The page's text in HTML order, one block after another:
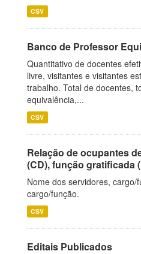
CSV
Banco de Professor
Quantitativo de docentes
livre, visitantes e visitantes
trabalho. Total de docentes,
equivalência,...
CSV
Relação de ocupantes
(CD), função gratificada
Nome dos servidores, cargo/
cargo/função.
CSV
Editais Publicados